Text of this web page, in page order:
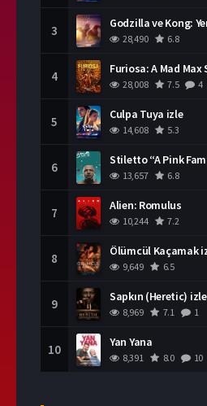
3 Godzilla ve Kong:
28,490 6.8
4
28,008 7.5 4
5 Culpa Tuya izle
14,608 5.3
6 Stiletto “A Pink
13,657 6.8
7 Alien: Romulus
10,244 7.2
8 Ölümcül Kaçamak
9,649 6.5
9 Sapkın (Heretic) izle
8,969 7.1 1
10 Yan Yana
8,391 8.0 10